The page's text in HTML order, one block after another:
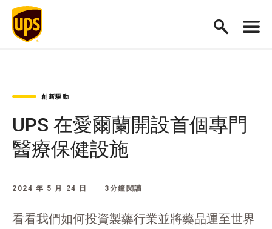
創新驅動
UPS 在愛爾蘭開設首個專門
醫療保健設施
2024 年 5 月 24 日 3分鐘閱讀
看看我們如何投資製藥行業並將藥品運至世界